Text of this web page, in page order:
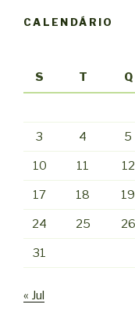
CALENDÁRIO
S
T Q
3 4 5
10 11 12
17 18 19
24 25 26
31
« Jul